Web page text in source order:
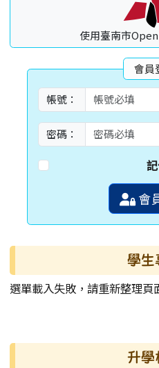
使用臺南市
會員
帳號：
密碼：
會
學生
選單載入失敗，請重新整理頁
升學